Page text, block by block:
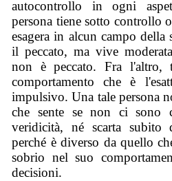
autocontrollo in ogni
persona tiene sotto controllo
esagera in alcun campo
il peccato, ma vive
non è peccato. Fra l'altro,
comportamento che è
impulsivo. Una tale persona
che sente se non ci sono
veridicità, né scarta subito
perché è diverso da quello
sobrio nel suo
decisioni.